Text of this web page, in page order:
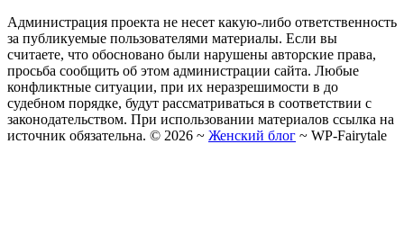
Администрация проекта не несет какую-либо ответственность
за публикуемые пользователями материалы. Если вы
считаете, что обосновано были нарушены авторские права,
просьба сообщить об этом администрации сайта. Любые
конфликтные ситуации, при их неразрешимости в до
судебном порядке, будут рассматриваться в соответствии с
законодательством. При использовании материалов ссылка на
источник обязательна. © 2026 ~ Женский блог ~ WP-Fairytale